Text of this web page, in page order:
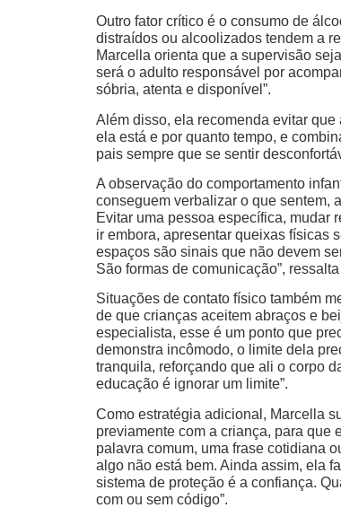
Outro fator crítico é o consumo de
distraídos ou alcoolizados tendem a
Marcella orienta que a supervisão
será o adulto responsável por
sóbria, atenta e disponível”.
Além disso, ela recomenda evitar
ela está e por quanto tempo, e
pais sempre que se sentir
A observação do comportamento
conseguem verbalizar o que sentem,
Evitar uma pessoa específica, mudar
ir embora, apresentar queixas físicas
espaços são sinais que não devem
São formas de comunicação”,
Situações de contato físico também
de que crianças aceitem abraços e
especialista, esse é um ponto que
demonstra incômodo, o limite dela
tranquila, reforçando que ali o corpo
educação é ignorar um limite”.
Como estratégia adicional, Marcella
previamente com a criança, para que
palavra comum, uma frase cotidiana
algo não está bem. Ainda assim, ela
sistema de proteção é a confiança.
com ou sem código”.